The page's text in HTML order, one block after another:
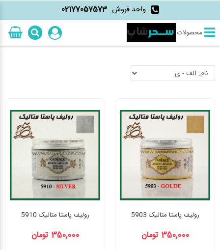
واحد فروش 02177057573
محصولات
رولیف پاستا متالیک 5903
350,000 تومان
رولیف پاستا متالیک 5910
350,000 تومان